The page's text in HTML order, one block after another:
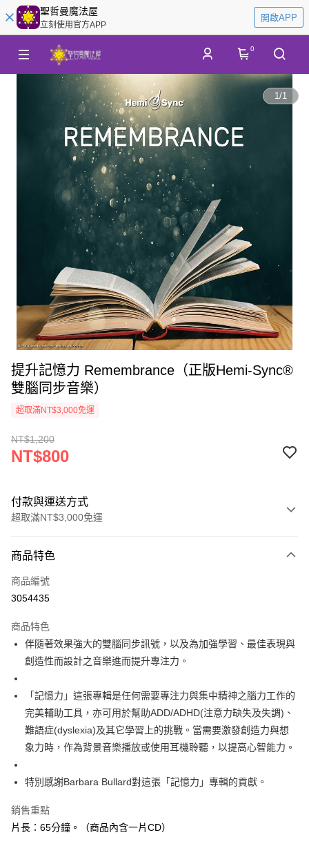
聖哲曼魔法屋
立刻使用官方APP
開啟APP
0
1/1
提升記憶力 Remembrance（正版Hemi-Sync®
雙腦同步音樂）
超取滿NT$3,000免運
NT$1,200
NT$800
付款與運送方式
超取滿NT$3,000免運
信用卡一次付款
超商取貨付款
Apple Pay
街口支付
悠遊付
ATM付款
運送方式
7-11取貨付款
商品特色
商品編號
3054435
商品特色
伴隨著效果強大的雙腦同步訊號，以及為加強學習、最佳表現與
創造性而設計之音樂進而提升專注力。
「記憶力」這張專輯是任何需要專注力與集中精神之腦力工作的
完美輔助工具，亦可用於幫助ADD/ADHD(注意力缺失及失調)、
難語症(dyslexia)及其它學習上的挑戰。當需要激發創造力與想
象力時，作為背景音樂播放或使用耳機聆聽，以提高心智能力。
特別感謝Barbara Bullard對這張「記憶力」專輯的貢獻。
銷售重點
片長：65分鐘。（商品內含一片CD）